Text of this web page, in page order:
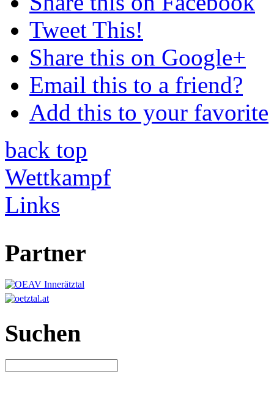
Tweet This!
Share this on Google+
Email this to a friend?
Add this to your favorite
back top
Wettkampf
Links
Partner
Suchen